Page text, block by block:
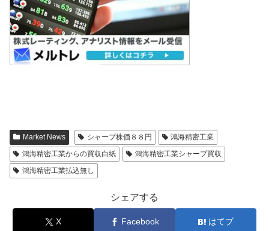
Market News シャープ株価８８円
鴻海精密工業
鴻海精密工業からの買収白紙
鴻海精密工業シャープ買収
鴻海精密工業払込無し
シェアする
X Facebook はてブ